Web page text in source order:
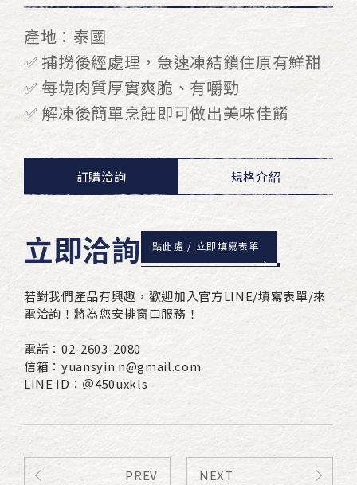
產地：泰國
✅ 捕撈後經處理，急速凍結鎖住原有鮮甜
✅ 每塊肉質厚實爽脆、有嚼勁
✅ 解凍後簡單烹飪即可做出美味佳餚
訂購洽詢 規格介紹
立即洽詢 點此處 / 立即填寫表單
若對我們產品有興趣，歡迎加入官方LINE/填寫表單/來
電洽詢！將為您安排窗口服務！
電話：02-2603-2080
信箱：yuansyin.n@gmail.com
LINE ID：＠450uxkls
PREV NEXT